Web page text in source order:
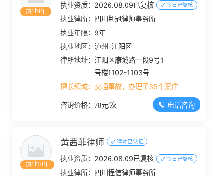
执业9年
执业资质： 2026.08.09已复核 今日已复核
执业律所： 四川荆冠律师事务所
执业年限： 9年
执业地区：泸州–江阳区
律所地址：江阳区康城路一段9号1
号楼1102-1103号
擅长领域： 交通事故，办理了35个案件
咨询价格：78元/次 电话咨询
执业10年
黄茜菲律师 律师已认证
执业资质： 2026.08.09已复核 今日已复核
执业律所： 四川程信律师事务所